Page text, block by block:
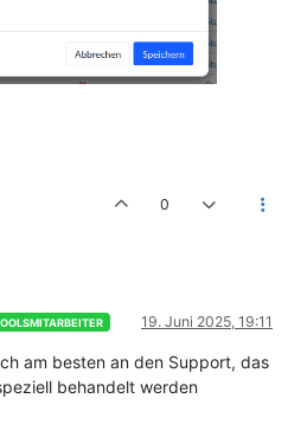
0
19. Juni 2025, 19:11
am besten an den Support, das
behandelt werden